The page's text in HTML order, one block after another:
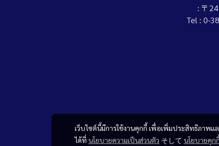
เว็บไซต์นี้มีการใช้งานคุกกี้ เพื่อเพิ่มประสิทธิภาพแ
ได้ที่ นโยบายความเป็นส่วนตัว そして นโยบายคุกกี้
: 〒
Tel : 0-